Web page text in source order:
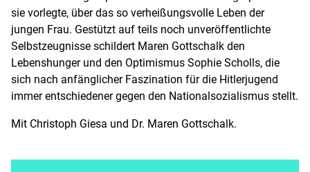
sie vorlegte, über das so verheißungsvolle Leben der
jungen Frau. Gestützt auf teils noch unveröffentlichte
Selbstzeugnisse schildert Maren Gottschalk den
Lebenshunger und den Optimismus Sophie Scholls, die
sich nach anfänglicher Faszination für die Hitlerjugend
immer entschiedener gegen den Nationalsozialismus stellt.
Mit Christoph Giesa und Dr. Maren Gottschalk.